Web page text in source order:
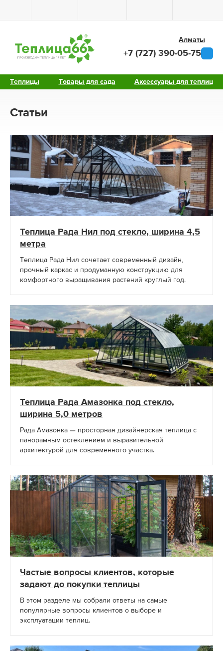
Теплицы Товары для сада Аксессуары для теплиц
Алматы
+7 (727) 390-05-75
Статьи
Теплица Рада Нил под стекло, ширина 4,5
метра
Теплица Рада Нил сочетает современный дизайн,
прочный каркас и продуманную конструкцию для
комфортного выращивания растений круглый год.
Теплица Рада Амазонка под стекло,
ширина 5,0 метров
Рада Амазонка — просторная дизайнерская теплица с
панорамным остеклением и выразительной
архитектурой для современного участка.
Частые вопросы клиентов, которые
задают до покупки теплицы
В этом разделе мы собрали ответы на самые
популярные вопросы клиентов о выборе и
эксплуатации теплиц.